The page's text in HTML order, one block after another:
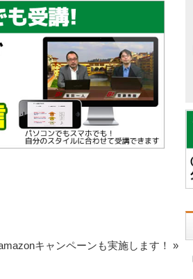
キャンペーンも実施します！ »